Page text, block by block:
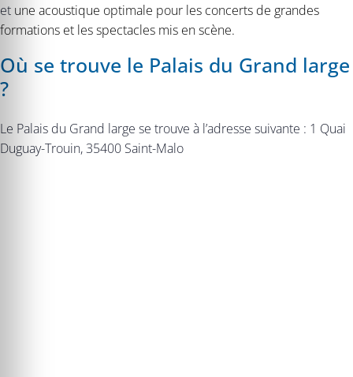
et une acoustique optimale pour les concerts de grandes
formations et les spectacles mis en scène.
Où se trouve le Palais du Grand large
?
Le Palais du Grand large se trouve à l’adresse suivante : 1 Quai
Duguay-Trouin, 35400 Saint-Malo